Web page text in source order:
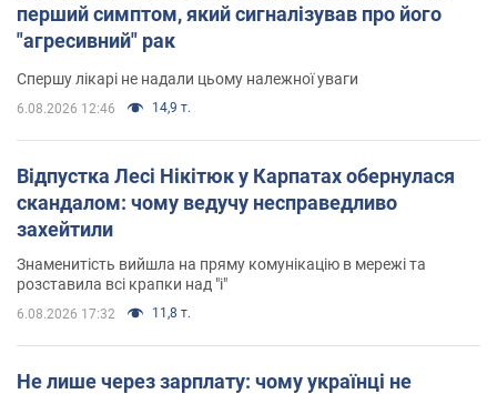
перший симптом, який сигналізував про його
"агресивний" рак
Спершу лікарі не надали цьому належної уваги
6.08.2026 12:46 14,9 т.
Відпустка Лесі Нікітюк у Карпатах обернулася
скандалом: чому ведучу несправедливо
захейтили
Знаменитість вийшла на пряму комунікацію в мережі та
розставила всі крапки над "і"
6.08.2026 17:32 11,8 т.
Не лише через зарплату: чому українці не